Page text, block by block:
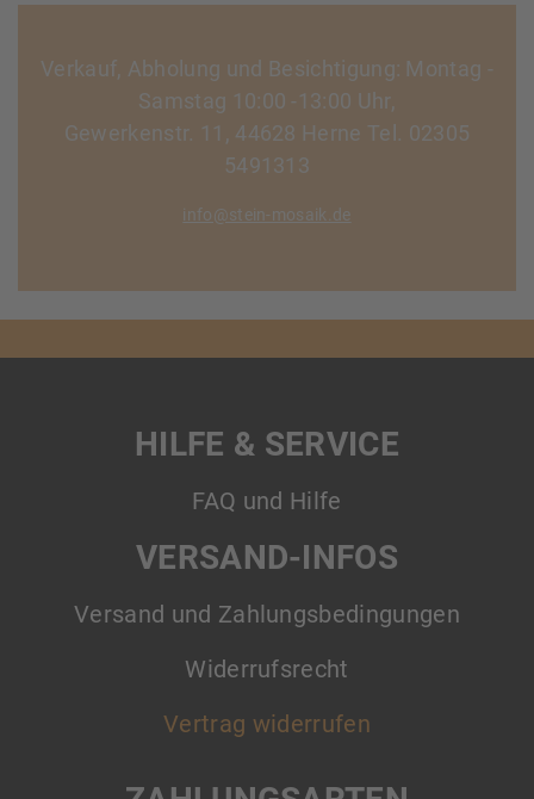
Verkauf, Abholung und Besichtigung: Montag -
Samstag 10:00 -13:00 Uhr,
Gewerkenstr. 11, 44628 Herne Tel. 02305
5491313
info@stein-mosaik.de
HILFE & SERVICE
FAQ und Hilfe
VERSAND-INFOS
Versand und Zahlungsbedingungen
Widerrufsrecht
Vertrag widerrufen